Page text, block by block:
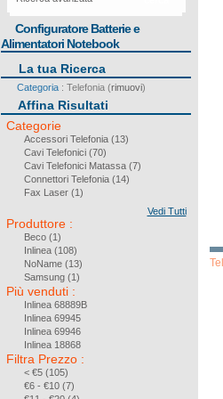
Configuratore Batterie e
Alimentatori Notebook
La tua Ricerca
Categoria: Telefonia (rimuovi)
Affina Risultati
Categorie
Accessori Telefonia(13)
Cavi Telefonici(70)
Cavi Telefonici Matassa(7)
Connettori Telefonia(14)
Fax Laser(1)
ISDN - Prese Muro
ISDN - Sdoppiatori
Vedi Tutti
Produttore:
Beco(1)
Inlinea(108)
NoName(13)
Samsung(1)
Più venduti:
Inlinea 68889B
Inlinea 69945
Inlinea 69946
Inlinea 18868
Filtra Prezzo:
< €5 (105)
€6 - €10 (7)